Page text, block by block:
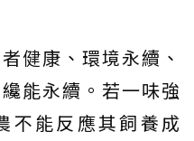
健康、環境永續、
能永續。若一味強
不能反應其飼養成